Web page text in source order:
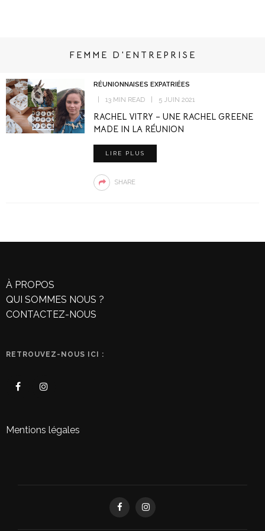
FEMME D'ENTREPRISE
RÉUNIONNAISES EXPATRIÉES
13 MIN READ
5 JUIN 2021
RACHEL VITRY – UNE RACHEL GREENE
MADE IN LA RÉUNION
LIRE PLUS
SHARE
À PROPOS
QUI SOMMES NOUS ?
CONTACTEZ-NOUS
RETROUVEZ-NOUS ICI :
Mentions légales